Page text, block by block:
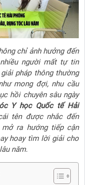
chỉ ảnh hưởng đến
người mất tự tin
pháp thông thường
mong đợi, nhu cầu
hồi chuyên sâu ngày
Y học Quốc tế Hải
tên được nhắc đến
mở ra hướng tiếp cận
hoay tìm lời giải cho
năm.